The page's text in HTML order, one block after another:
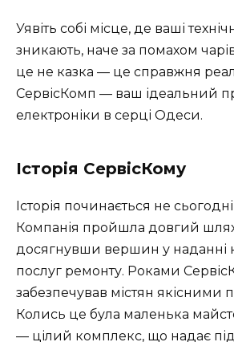
Уявіть собі місце, де ваші
зникають, наче за помахом
це не казка — це справжня
СервісКомп — ваш ідеальний
електроніки в серці Одеси.
Історія СервісКому
Історія починається не
Компанія пройшла довгий
досягнувши вершин у наданні
послуг ремонту. Роками
забезпечував містян якісними
Колись це була маленька
— цілий комплекс, що надає